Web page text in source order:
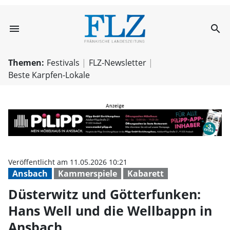
menu Düsterwitz und
search
Themen: Festivals
FLZ-Newsletter
Beste Karpfen-Lokale
Ansbach Kammerspiele Kabarett
Veröffentlicht am 11.05.2026 10:21
Düsterwitz und Götterfunken:
Hans Well und die Wellbappn in